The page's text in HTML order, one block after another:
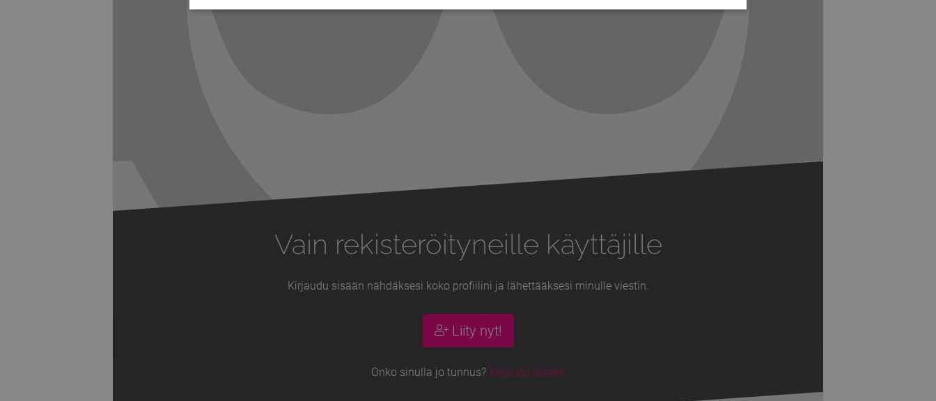
Vain rekisteröityneille käyttäjille
Kirjaudu sisään nähdäksesi koko profiilini ja lähettääksesi minulle viestin.
Liity nyt!
Onko sinulla jo tunnus? Kirjaudu sisään
Next